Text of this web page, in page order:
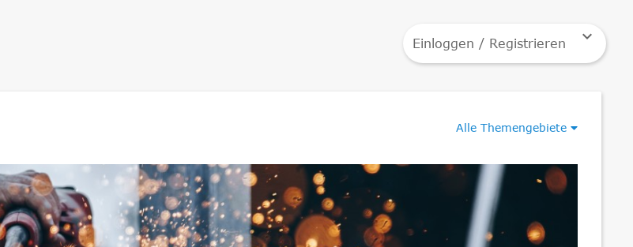
Einloggen / Registrieren keyboard_arrow_down
Alle Themengebiete